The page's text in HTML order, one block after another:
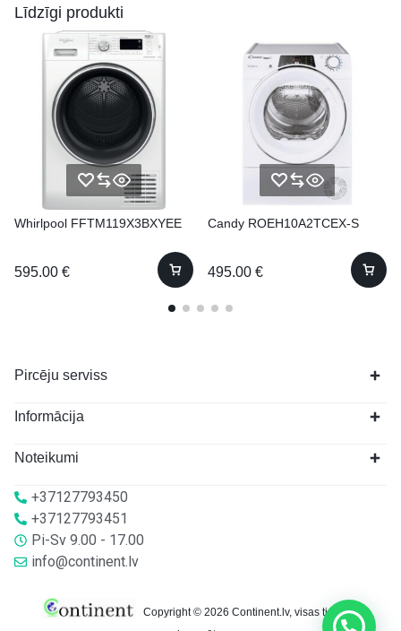
Līdzīgi produkti
Whirlpool FFTM119X3BXYEE
595.00 €
Candy ROEH10A2TCEX-S
495.00 €
Pircēju serviss
Informācija
Noteikumi
+37127793450
+37127793451
Pi-Sv 9.00 - 17.00
info@continent.lv
Copyright © 2026 Continent.lv, visas tiesības